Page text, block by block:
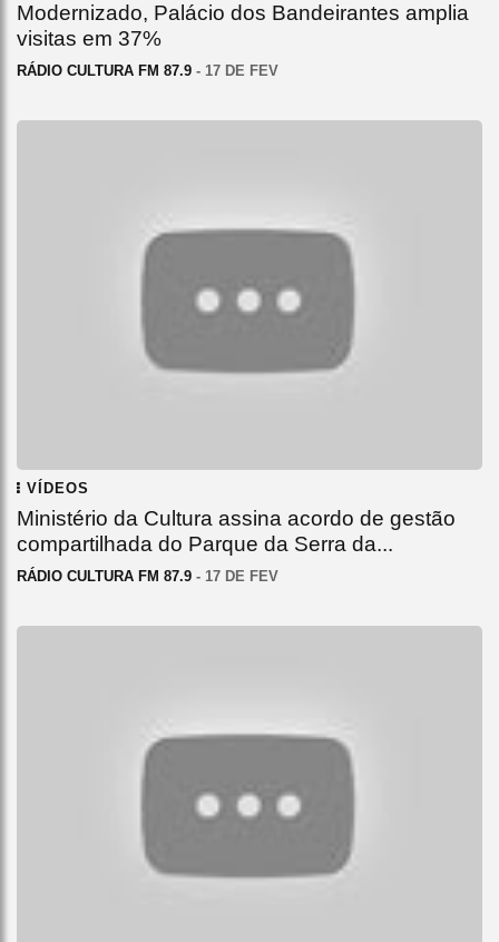
Modernizado, Palácio dos Bandeirantes amplia
visitas em 37%
RÁDIO CULTURA FM 87.9 - 17 DE FEV
VÍDEOS
Ministério da Cultura assina acordo de gestão
compartilhada do Parque da Serra da...
RÁDIO CULTURA FM 87.9 - 17 DE FEV